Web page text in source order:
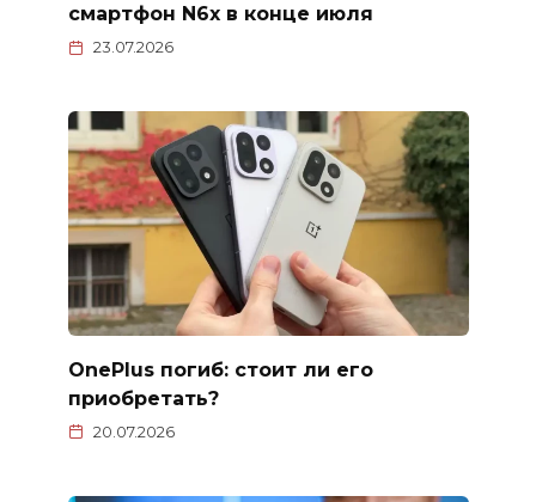
смартфон N6x в конце июля
23.07.2026
OnePlus погиб: стоит ли его
приобретать?
20.07.2026